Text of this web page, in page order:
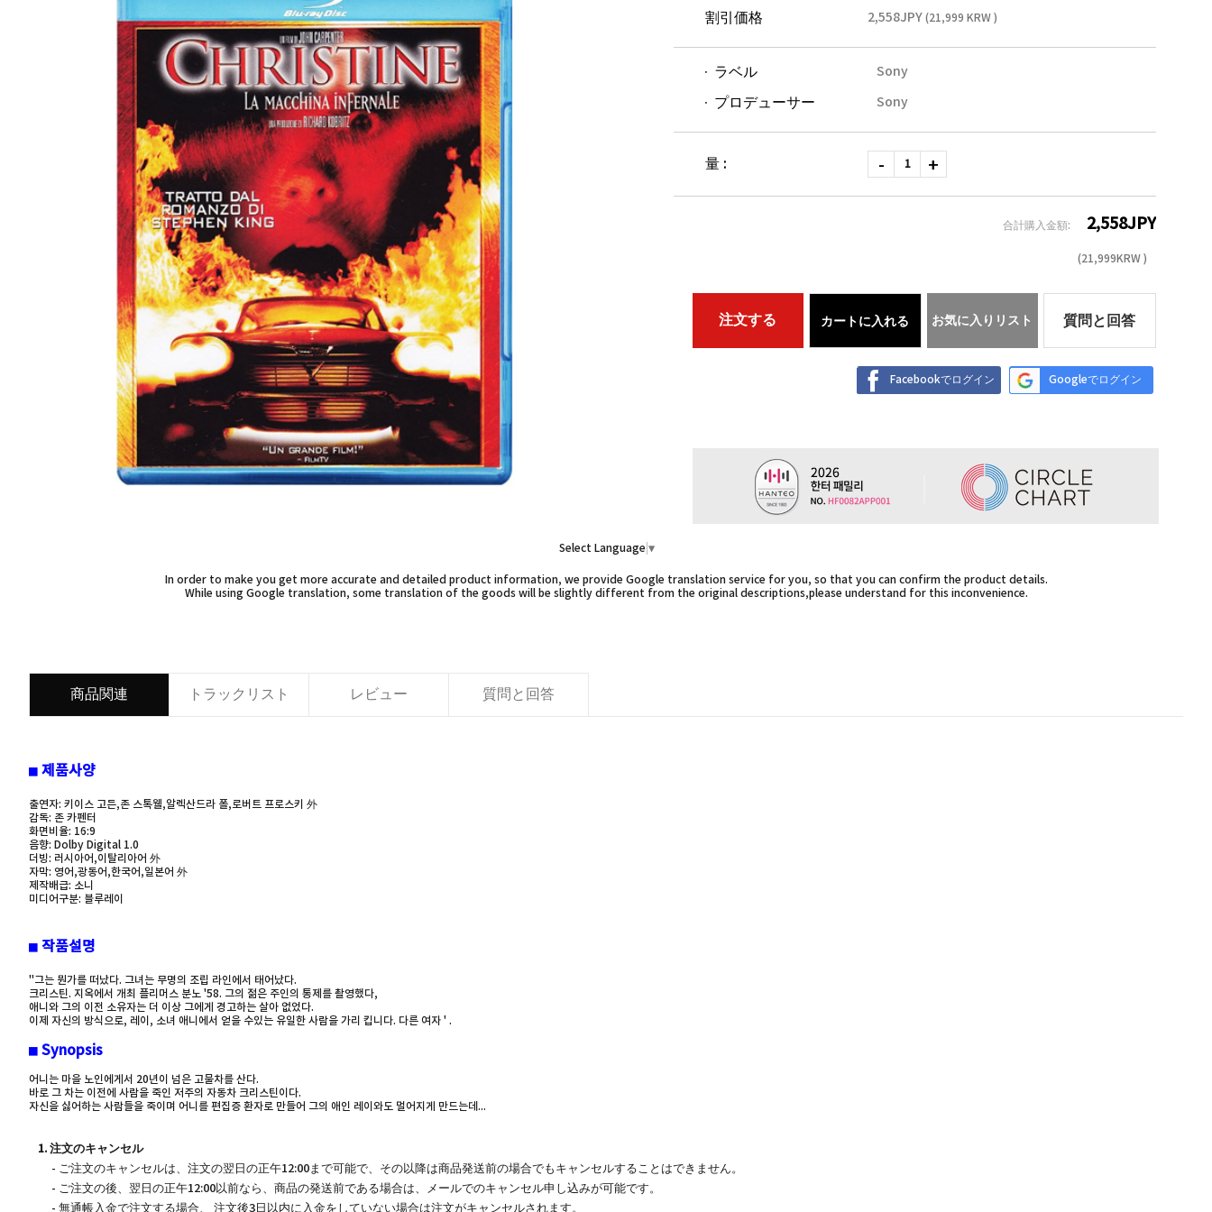
割引価格 2,558JPY (21,999 KRW )
ラベル Sony
プロデューサー Sony
量 :
合計購入金額: 2,558JPY
(21,999 KRW )
注文する カートに入れる お気に入りリスト 質問と回答
Facebookでログイン Googleでログイン
Select Language ▼
In order to make you get more accurate and detailed product information, we provide Google translation service for you, so that you can confirm the product details.
While using Google translation, some translation of the goods will be slightly different from the original descriptions,please understand for this inconvenience.
商品関連 トラックリスト レビュー 質問と回答
■ 제품사양
출연자: 키이스 고든,존 스톡웰,알렉산드라 폴,로버트 프로스키 外
감독: 존 카펜터
화면비율: 16:9
음향: Dolby Digital 1.0
더빙: 러시아어,이탈리아어 外
자막: 영어,광동어,한국어,일본어 外
제작배급: 소니
미디어구분: 블루레이
■ 작품설명
"그는 뭔가를 떠났다. 그녀는 무명의 조립 라인에서 태어났다.
크리스틴. 지옥에서 개최 플리머스 분노 '58. 그의 젊은 주인의 통제를 촬영했다,
애니와 그의 이전 소유자는 더 이상 그에게 경고하는 살아 없었다.
이제 자신의 방식으로, 레이, 소녀 애니에서 얻을 수있는 유일한 사람을 가리 킵니다. 다른 여자 ' .
■ Synopsis
어니는 마을 노인에게서 20년이 넘은 고물차를 산다.
바로 그 차는 이전에 사람을 죽인 저주의 자동차 크리스틴이다.
자신을 싫어하는 사람들을 죽이며 어니를 편집증 환자로 만들어 그의 애인 레이와도 멀어지게 만드는데...
1. 注文のキャンセル
- ご注文のキャンセルは、注文の翌日の正午12:00まで可能で、その以降は商品発送前の場合でもキャンセルすることはできません。
- ご注文の後、翌日の正午12:00以前なら、商品の発送前である場合は、メールでのキャンセル申し込みが可能です。
- 無通帳入金で注文する場合、 注文後3日以内に入金をしていない場合は注文がキャンセルされます。